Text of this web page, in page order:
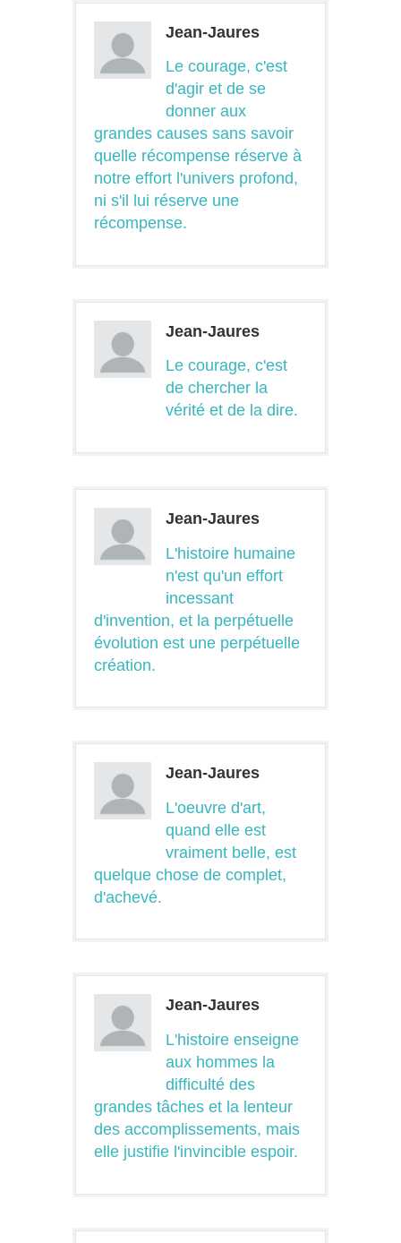
Jean-Jaures
Le courage, c'est
d'agir et de se
donner aux
grandes causes sans savoir
quelle récompense réserve à
notre effort l'univers profond,
ni s'il lui réserve une
récompense.
Jean-Jaures
Le courage, c'est
de chercher la
vérité et de la dire.
Jean-Jaures
L'histoire humaine
n'est qu'un effort
incessant
d'invention, et la perpétuelle
évolution est une perpétuelle
création.
Jean-Jaures
L'oeuvre d'art,
quand elle est
vraiment belle, est
quelque chose de complet,
d'achevé.
Jean-Jaures
L'histoire enseigne
aux hommes la
difficulté des
grandes tâches et la lenteur
des accomplissements, mais
elle justifie l'invincible espoir.